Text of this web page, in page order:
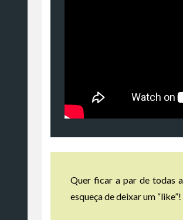
Quer ficar a par de todas
esqueça de deixar um “like”!